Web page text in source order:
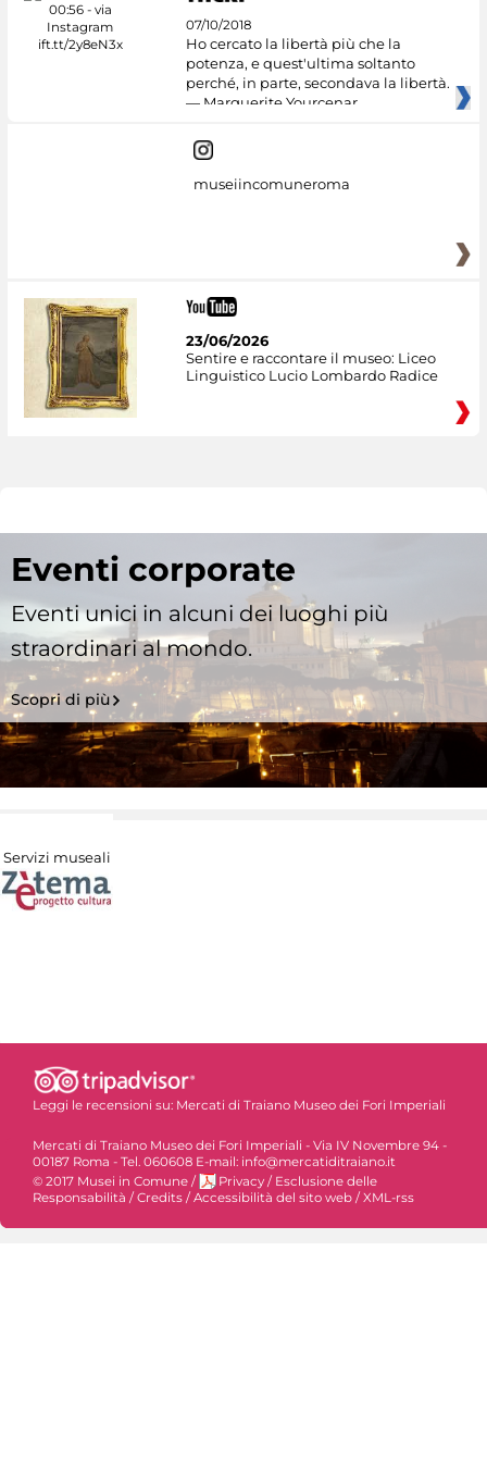
07/10/2018
Ho cercato la libertà più che la
potenza, e quest'ultima soltanto
perché, in parte, secondava la libertà.
— Marguerite Yourcenar
museiincomuneroma
23/06/2026
Sentire e raccontare il museo: Liceo
Linguistico Lucio Lombardo Radice
Eventi corporate
Eventi unici in alcuni dei luoghi più
straordinari al mondo.
Scopri di più
Servizi museali
Leggi le recensioni su: Mercati di Traiano Museo dei Fori Imperiali
Mercati di Traiano Museo dei Fori Imperiali - Via IV Novembre 94 -
00187 Roma - Tel. 060608 E-mail: info@mercatiditraiano.it
© 2017 Musei in Comune / Privacy / Esclusione delle
Responsabilità /Credits /Accessibilità del sito web /XML-rss